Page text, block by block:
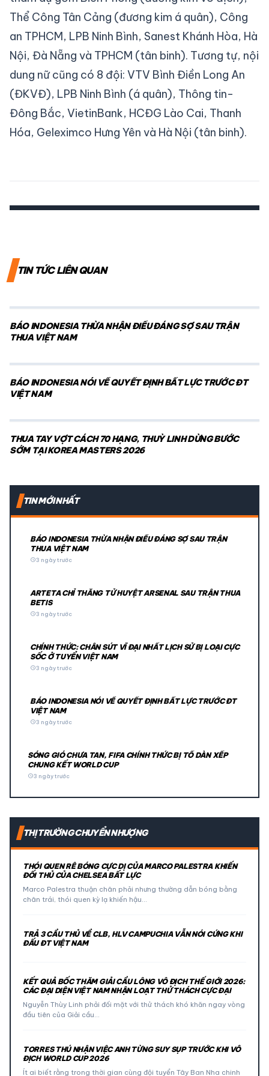
Thể Công Tân Cảng (đương kim á quân), Công
an TPHCM, LPB Ninh Bình, Sanest Khánh Hòa, Hà
Nội, Đà Nẵng và TPHCM (tân binh). Tương tự, nội
dung nữ cũng có 8 đội: VTV Bình Điền Long An
(ĐKVĐ), LPB Ninh Bình (á quân), Thông tin-
Đông Bắc, VietinBank, HCĐG Lào Cai, Thanh
Hóa, Geleximco Hưng Yên và Hà Nội (tân binh).
TIN TỨC LIÊN QUAN
BÁO INDONESIA THỪA NHẬN ĐIỀU ĐÁNG SỢ SAU TRẬN
THUA VIỆT NAM
BÁO INDONESIA NÓI VỀ QUYẾT ĐỊNH BẤT LỰC TRƯỚC ĐT
VIỆT NAM
THUA TAY VỢT CÁCH 70 HẠNG, THUỲ LINH DỪNG BƯỚC
SỚM TẠI KOREA MASTERS 2026
TIN MỚI NHẤT
BÁO INDONESIA THỪA NHẬN ĐIỀU ĐÁNG SỢ SAU TRẬN
THUA VIỆT NAM
schedule3 ngày trước
ARTETA CHỈ THẲNG TỬ HUYỆT ARSENAL SAU TRẬN THUA
BETIS
schedule3 ngày trước
CHÍNH THỨC: CHÂN SÚT VĨ ĐẠI NHẤT LỊCH SỬ BỊ LOẠI CỰC
SỐC Ở TUYỂN VIỆT NAM
schedule3 ngày trước
BÁO INDONESIA NÓI VỀ QUYẾT ĐỊNH BẤT LỰC TRƯỚC ĐT
VIỆT NAM
schedule3 ngày trước
SÓNG GIÓ CHƯA TAN, FIFA CHÍNH THỨC BỊ TỐ DÀN XẾP
CHUNG KẾT WORLD CUP
schedule3 ngày trước
THỊ TRƯỜNG CHUYỂN NHƯỢNG
THÓI QUEN RÊ BÓNG CỰC DỊ CỦA MARCO PALESTRA KHIẾN
ĐỐI THỦ CỦA CHELSEA BẤT LỰC
Marco Palestra thuận chân phải nhưng thường dẫn bóng bằng
chân trái, thói quen kỳ lạ khiến hậu…
TRẢ 3 CẦU THỦ VỀ CLB, HLV CAMPUCHIA VẪN NÓI CỨNG KHI
ĐẤU ĐT VIỆT NAM
KẾT QUẢ BỐC THĂM GIẢI CẦU LÔNG VÔ ĐỊCH THẾ GIỚI 2026:
CÁC ĐẠI DIỆN VIỆT NAM NHẬN LOẠT THỬ THÁCH CỰC ĐẠI
Nguyễn Thùy Linh phải đối mặt với thử thách khó khăn ngay vòng
đầu tiên của Giải cầu…
TORRES THÚ NHẬN VIỆC ANH TỪNG SUY SỤP TRƯỚC KHI VÔ
ĐỊCH WORLD CUP 2026
Ít ai biết rằng trong thời gian cùng đội tuyển Tây Ban Nha chinh